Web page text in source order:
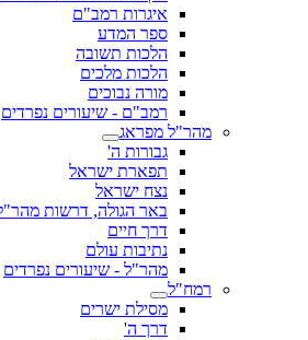
איגרות רמב"ם
ספר המדע
הלכות תשובה
הלכות מלכים
מורה נבוכים
רמב"ם - שיעורים נפרדים
מהר"ל מפראג
גבורות ה'
תפארת ישראל
נצח ישראל
באר הגולה, דרשות
דרך חיים
נתיבות עולם
מהר"ל - שיעורים נפרדים
רמח"ל
מסילת ישרים
דרך ה'